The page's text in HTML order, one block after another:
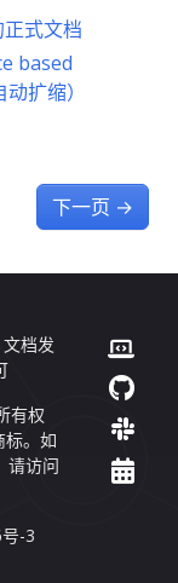
式文档
based
扩缩）
下一页 →
档发
有权
标。如
请访问
-3